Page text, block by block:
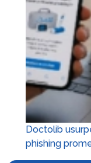
Doctolib
phishing